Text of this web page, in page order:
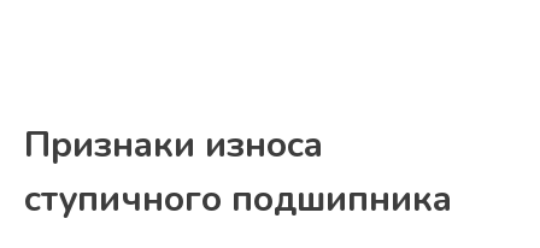
Признаки износа
ступичного подшипника